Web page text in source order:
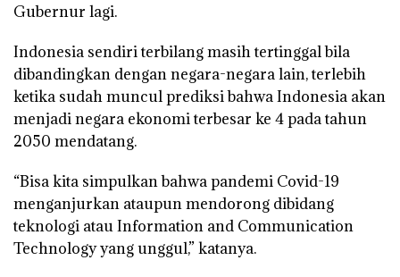
Gubernur lagi.
Indonesia sendiri terbilang masih tertinggal bila
dibandingkan dengan negara-negara lain, terlebih
ketika sudah muncul prediksi bahwa Indonesia akan
menjadi negara ekonomi terbesar ke 4 pada tahun
2050 mendatang.
“Bisa kita simpulkan bahwa pandemi Covid-19
menganjurkan ataupun mendorong dibidang
teknologi atau Information and Communication
Technology yang unggul,” katanya.